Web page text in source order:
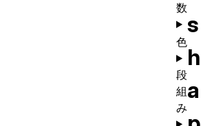
s
h
a
数
色
段
組
み